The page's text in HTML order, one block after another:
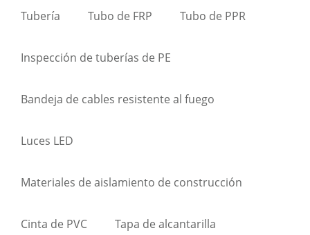
Tubería Tubo de FRP Tubo de PPR
Inspección de tuberías de PE
Bandeja de cables resistente al fuego
Luces LED
Materiales de aislamiento de construcción
Cinta de PVC Tapa de alcantarilla